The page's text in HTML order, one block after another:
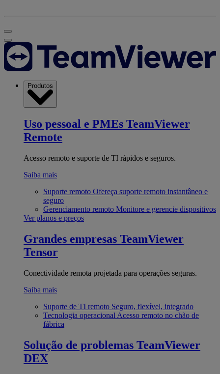
Produtos
Uso pessoal e PMEs TeamViewer
Remote
Acesso remoto e suporte de TI rápidos e seguros.
Saiba mais
Suporte remoto Ofereça suporte remoto instantâneo e
seguro
Gerenciamento remoto Monitore e gerencie dispositivos
Ver planos e preços
Grandes empresas TeamViewer
Tensor
Conectividade remota projetada para operações seguras.
Saiba mais
Suporte de TI remoto Seguro, flexível, integrado
Tecnologia operacional Acesso remoto no chão de
fábrica
Solução de problemas TeamViewer
DEX